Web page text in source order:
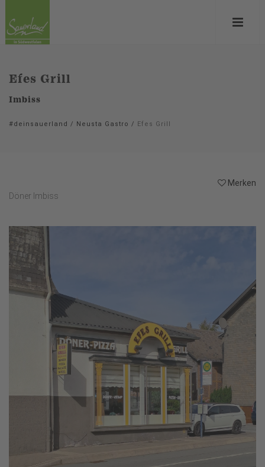
Efes Grill
Imbiss
#deinsauerland / Neusta Gastro / Efes Grill
Merken
Döner Imbiss